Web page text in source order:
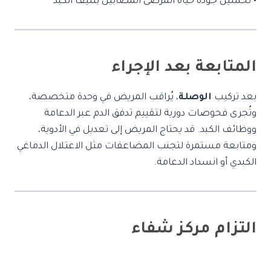
المتابعة بعد الإجراء
بعد تركيب الوصلة، يُراقب المريض في وحدة متخصصة،
وتُجرى فحوصات دورية لتقييم تدفق الدم عبر الدعامة
ووظائف الكبد. قد يحتاج المريض إلى تعديل في الأدوية،
ومتابعة مستمرة لتجنب المضاعفات مثل الاعتلال الدماغي
الكبدي أو انسداد الدعامة.
التزام مركز شفاء